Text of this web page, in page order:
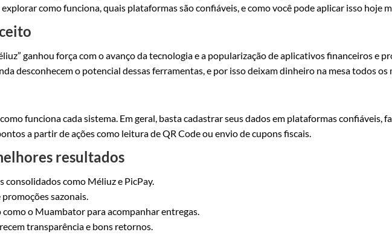
como funciona, quais plataformas são confiáveis, e como você pode aplicar isso hoje
ganhou força com o avanço da tecnologia e a popularização de aplicativos financeiros e
desconhecem o potencial dessas ferramentas, e por isso deixam dinheiro na mesa todos os
funciona cada sistema. Em geral, basta cadastrar seus dados em plataformas confiáveis,
a partir de ações como leitura de QR Code ou envio de cupons fiscais.
resultados
consolidados como Méliuz e PicPay.
sazonais.
o Muambator para acompanhar entregas.
transparência e bons retornos.